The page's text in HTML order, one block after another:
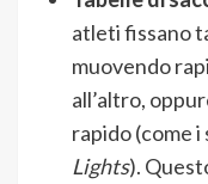
atleti fissano
muovendo
all’altro,
rapido (come i
Lights).